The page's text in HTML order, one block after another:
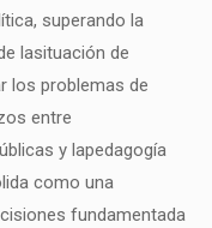
superando la
lasituación de
los problemas de
entre
y lapedagogía
como una
fundamentada